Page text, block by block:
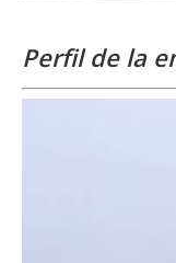
Perfil de la